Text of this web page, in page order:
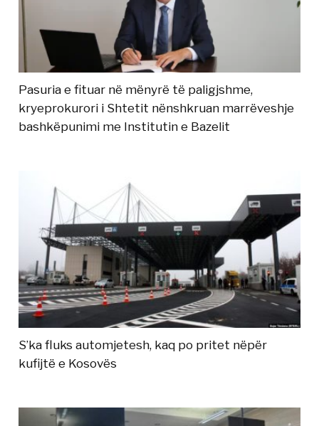
Pasuria e fituar në mënyrë të paligjshme,
kryeprokurori i Shtetit nënshkruan marrëveshje
bashkëpunimi me Institutin e Bazelit
S’ka fluks automjetesh, kaq po pritet nëpër
kufijtë e Kosovës